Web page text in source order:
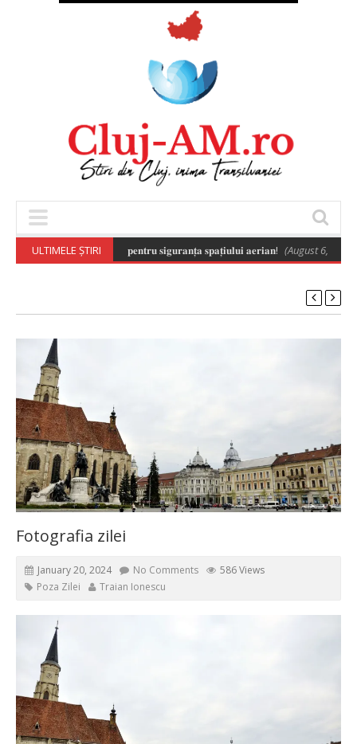
ULTIMELE ȘTIRI
𝐝𝐫𝐨𝐧𝐞𝐥𝐨𝐫 𝐞𝐬𝐭𝐞 𝐞𝐬𝐞𝐧𝐭̦𝐢𝐚𝐥𝐚̆ 𝐩𝐞𝐧𝐭𝐫𝐮 𝐬𝐢𝐠𝐮𝐫𝐚𝐧𝐭̦𝐚 𝐬𝐩𝐚𝐭̦𝐢𝐮𝐥𝐮𝐢 𝐚𝐞𝐫𝐢𝐚𝐧! (August 6, 2026
Fotografia zilei
January 20, 2024 No Comments
586 Views
Poza Zilei
Traian Ionescu